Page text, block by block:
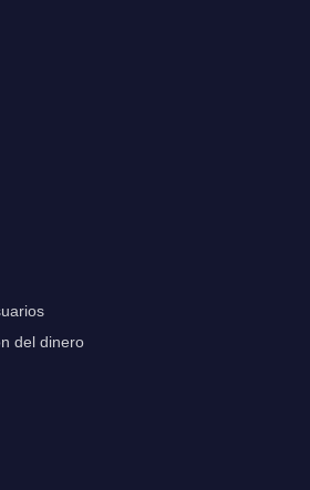
del dinero